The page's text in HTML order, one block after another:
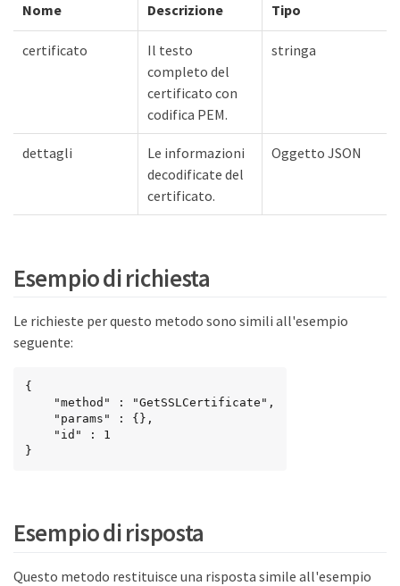
Nome Descrizione Tipo
certificato
Il testo
completo del
certificato con
codifica PEM.
stringa
dettagli
Le informazioni
decodificate del
certificato.
Oggetto JSON
Esempio di richiesta
Le richieste per questo metodo sono simili all'esempio
seguente:
{
}
Esempio di risposta
Questo metodo restituisce una risposta simile all'esempio